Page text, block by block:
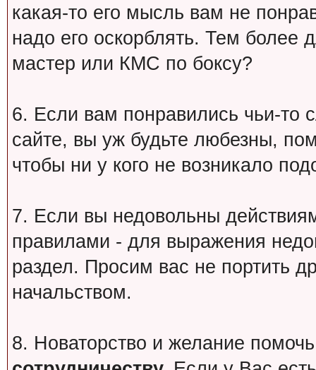
какая-то его мысль вам не
надо его оскорблять. Тем более
мастер или КМС по боксу?
6. Если вам понравились чьи-то
сайте, вы уж будьте любезны,
чтобы ни у кого не возникало
7. Если вы недовольны
правилами - для выражения
раздел. Просим вас не портить
начальством.
8. Новаторство и желание